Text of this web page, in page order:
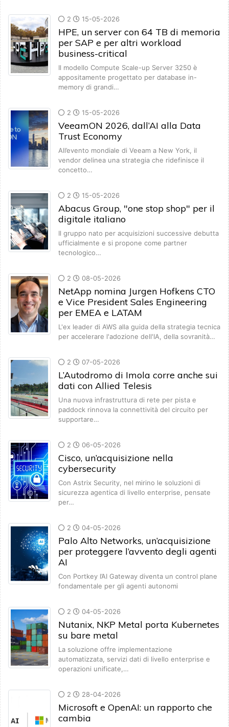
2 15-05-2026
HPE, un server con 64 TB di memoria
per SAP e per altri workload
business-critical
Il modello Compute Scale-up Server 3250 è
appositamente progettato per database in-
memory di grandi…
2 15-05-2026
VeeamON 2026, dall’AI alla Data
Trust Economy
All’evento mondiale di Veeam a New York, il
vendor delinea una strategia che ridefinisce il
concetto…
2 15-05-2026
Abacus Group, "one stop shop" per il
digitale italiano
Il gruppo nato per acquisizioni successive debutta
ufficialmente e si propone come partner
tecnologico…
2 08-05-2026
NetApp nomina Jurgen Hofkens CTO
e Vice President Sales Engineering
per EMEA e LATAM
L'ex leader di AWS alla guida della strategia tecnica
per accelerare l'adozione dell'IA, della sovranità…
2 07-05-2026
L’Autodromo di Imola corre anche sui
dati con Allied Telesis
Una nuova infrastruttura di rete per pista e
paddock rinnova la connettività del circuito per
supportare…
2 06-05-2026
Cisco, un’acquisizione nella
cybersecurity
Con Astrix Security, nel mirino le soluzioni di
sicurezza agentica di livello enterprise, pensate
per…
2 04-05-2026
Palo Alto Networks, un’acquisizione
per proteggere l’avvento degli agenti
AI
Con Portkey l’AI Gateway diventa un control plane
fondamentale per gli agenti autonomi
2 04-05-2026
Nutanix, NKP Metal porta Kubernetes
su bare metal
La soluzione offre implementazione
automatizzata, servizi dati di livello enterprise e
operazioni unificate,…
2 28-04-2026
Microsoft e OpenAI: un rapporto che
cambia